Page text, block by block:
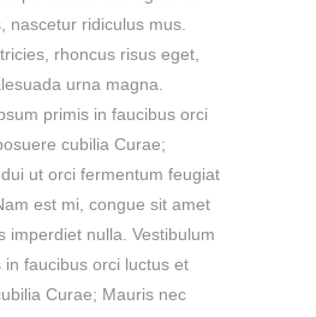
nascetur ridiculus mus.
rhoncus risus eget,
urna magna.
primis in faucibus orci
cubilia Curae;
ut orci fermentum feugiat
est mi, congue sit amet
imperdiet nulla. Vestibulum
faucibus orci luctus et
Curae; Mauris nec